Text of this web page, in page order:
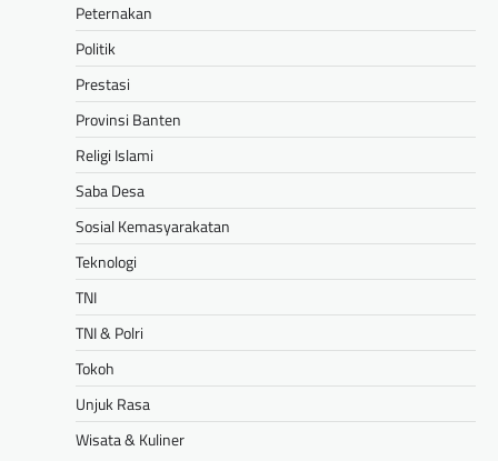
Peternakan
Politik
Prestasi
Provinsi Banten
Religi Islami
Saba Desa
Sosial Kemasyarakatan
Teknologi
TNI
TNI & Polri
Tokoh
Unjuk Rasa
Wisata & Kuliner